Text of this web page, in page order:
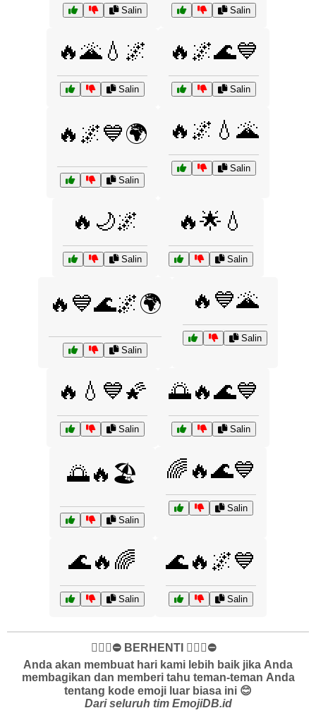
Salin Salin
🔥🌋💧🌌
Salin
🔥🌌🌊💙
Salin
🔥🌌💙🌍
Salin
🔥🌌💧🌋
Salin
🔥🌙🌌
Salin
🔥🌟💧
Salin
🔥💙🌊🌌🌍
Salin
🔥💙🌋
Salin
🔥💧💙🌠
Salin
🌅🔥🌊💙
Salin
🌅🔥🏖️
Salin
🌈🔥🌊💙
Salin
🌊🔥🌈
Salin
🌊🔥🌌💙
Salin
✋🏻🛑⛔️ BERHENTI ✋🏻🛑⛔️
Anda akan membuat hari kami lebih baik jika Anda
membagikan dan memberi tahu teman-teman Anda
tentang kode emoji luar biasa ini 😊
Dari seluruh tim EmojiDB.id